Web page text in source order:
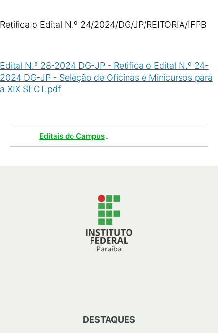
Retifica o Edital N.º 24/2024/DG/JP/REITORIA/IFPB
Edital N.º 28-2024 DG-JP - Retifica o Edital N.º 24-
2024 DG-JP - Seleção de Oficinas e Minicursos para
a XIX SECT.pdf
Editais do Campus.
DESTAQUES